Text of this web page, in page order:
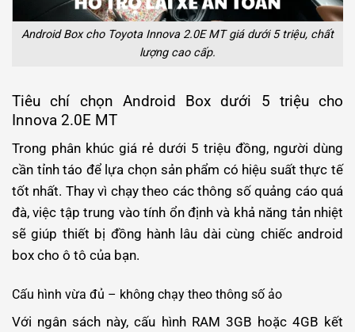
Android Box cho Toyota Innova 2.0E MT giá dưới 5 triệu, chất
lượng cao cấp.
Tiêu chí chọn Android Box dưới 5 triệu cho
Innova 2.0E MT
Trong phân khúc giá rẻ dưới 5 triệu đồng, người dùng
cần tỉnh táo để lựa chọn sản phẩm có hiệu suất thực tế
tốt nhất. Thay vì chạy theo các thông số quảng cáo quá
đà, việc tập trung vào tính ổn định và khả năng tản nhiệt
sẽ giúp thiết bị đồng hành lâu dài cùng chiếc android
box cho ô tô của bạn.
Cấu hình vừa đủ – không chạy theo thông số ảo
Với ngân sách này, cấu hình RAM 3GB hoặc 4GB kết